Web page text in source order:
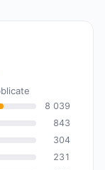
8 039
843
304
231